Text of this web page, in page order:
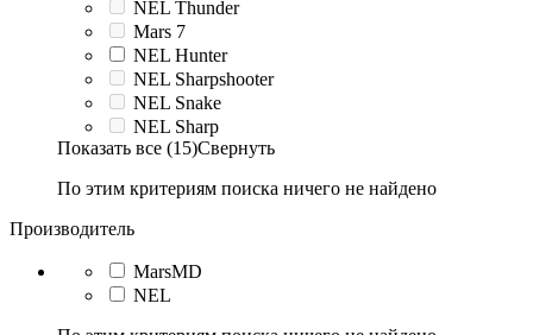
NEL Thunder
Mars 7
NEL Hunter
NEL Sharpshooter
NEL Snake
NEL Sharp
Показать все (15)Свернуть
По этим критериям поиска ничего не найдено
Производитель
MarsMD
NEL